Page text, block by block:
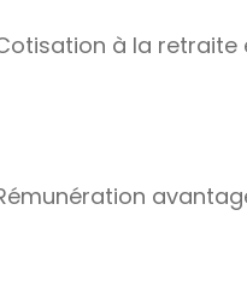
à la retraite